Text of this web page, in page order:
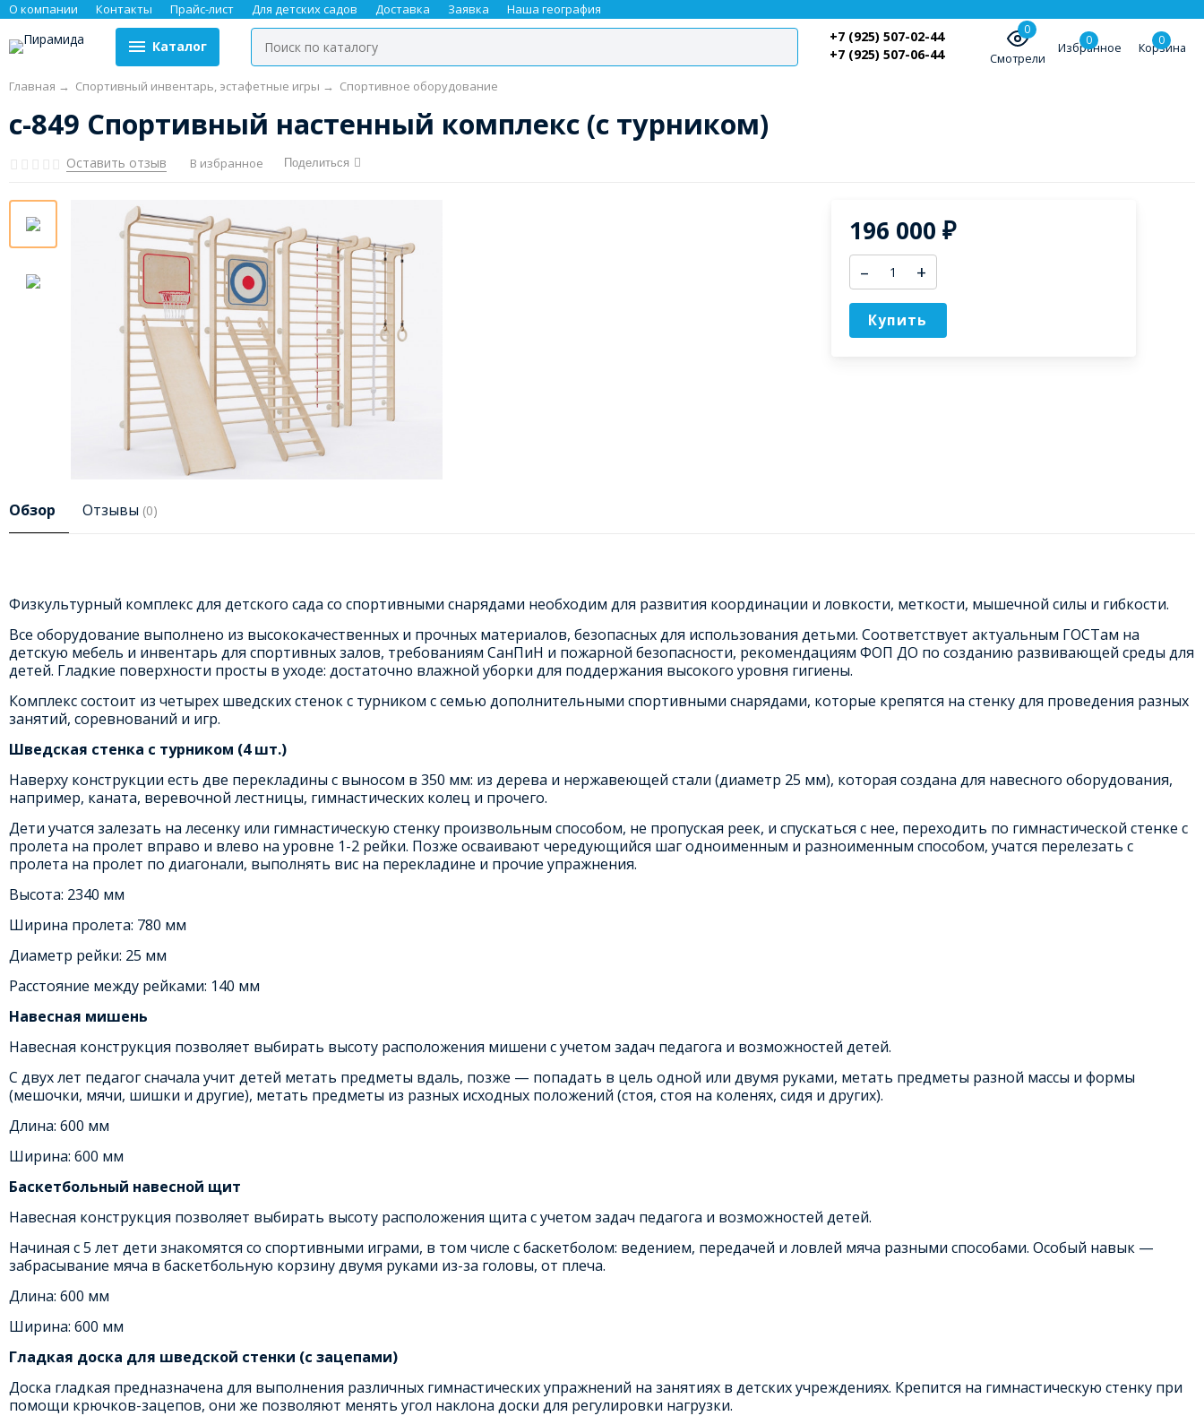
О компании Контакты Прайс-лист Для детских садов Доставка Заявка Наша география
Каталог
+7 (925) 507-02-44
+7 (925) 507-06-44
0
Смотрели
0
Избранное
0
Корзина
Главная → Спортивный инвентарь, эстафетные игры → Спортивное оборудование
с-849 Спортивный настенный комплекс (с турником)
Оставить отзыв В избранное Поделиться
196 000 ₽
– +
Купить
Обзор Отзывы (0)
Физкультурный комплекс для детского сада со спортивными снарядами необходим для развития координации и ловкости, меткости, мышечной силы и гибкости.
Все оборудование выполнено из высококачественных и прочных материалов, безопасных для использования детьми. Соответствует актуальным ГОСТам на
детскую мебель и инвентарь для спортивных залов, требованиям СанПиН и пожарной безопасности, рекомендациям ФОП ДО по созданию развивающей среды для
детей. Гладкие поверхности просты в уходе: достаточно влажной уборки для поддержания высокого уровня гигиены.
Комплекс состоит из четырех шведских стенок с турником с семью дополнительными спортивными снарядами, которые крепятся на стенку для проведения разных
занятий, соревнований и игр.
Шведская стенка с турником (4 шт.)
Наверху конструкции есть две перекладины с выносом в 350 мм: из дерева и нержавеющей стали (диаметр 25 мм), которая создана для навесного оборудования,
например, каната, веревочной лестницы, гимнастических колец и прочего.
Дети учатся залезать на лесенку или гимнастическую стенку произвольным способом, не пропуская реек, и спускаться с нее, переходить по гимнастической стенке с
пролета на пролет вправо и влево на уровне 1-2 рейки. Позже осваивают чередующийся шаг одноименным и разноименным способом, учатся перелезать с
пролета на пролет по диагонали, выполнять вис на перекладине и прочие упражнения.
Высота: 2340 мм
Ширина пролета: 780 мм
Диаметр рейки: 25 мм
Расстояние между рейками: 140 мм
Навесная мишень
Навесная конструкция позволяет выбирать высоту расположения мишени с учетом задач педагога и возможностей детей.
С двух лет педагог сначала учит детей метать предметы вдаль, позже — попадать в цель одной или двумя руками, метать предметы разной массы и формы
(мешочки, мячи, шишки и другие), метать предметы из разных исходных положений (стоя, стоя на коленях, сидя и других).
Длина: 600 мм
Ширина: 600 мм
Баскетбольный навесной щит
Навесная конструкция позволяет выбирать высоту расположения щита с учетом задач педагога и возможностей детей.
Начиная с 5 лет дети знакомятся со спортивными играми, в том числе с баскетболом: ведением, передачей и ловлей мяча разными способами. Особый навык —
забрасывание мяча в баскетбольную корзину двумя руками из-за головы, от плеча.
Длина: 600 мм
Ширина: 600 мм
Гладкая доска для шведской стенки (с зацепами)
Доска гладкая предназначена для выполнения различных гимнастических упражнений на занятиях в детских учреждениях. Крепится на гимнастическую стенку при
помощи крючков-зацепов, они же позволяют менять угол наклона доски для регулировки нагрузки.